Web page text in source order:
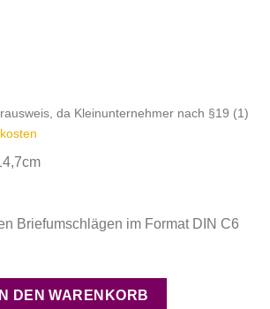
da Kleinunternehmer nach §19 (1)
Briefumschlägen im Format DIN C6
metallic" Menge
IN DEN WARENKORB